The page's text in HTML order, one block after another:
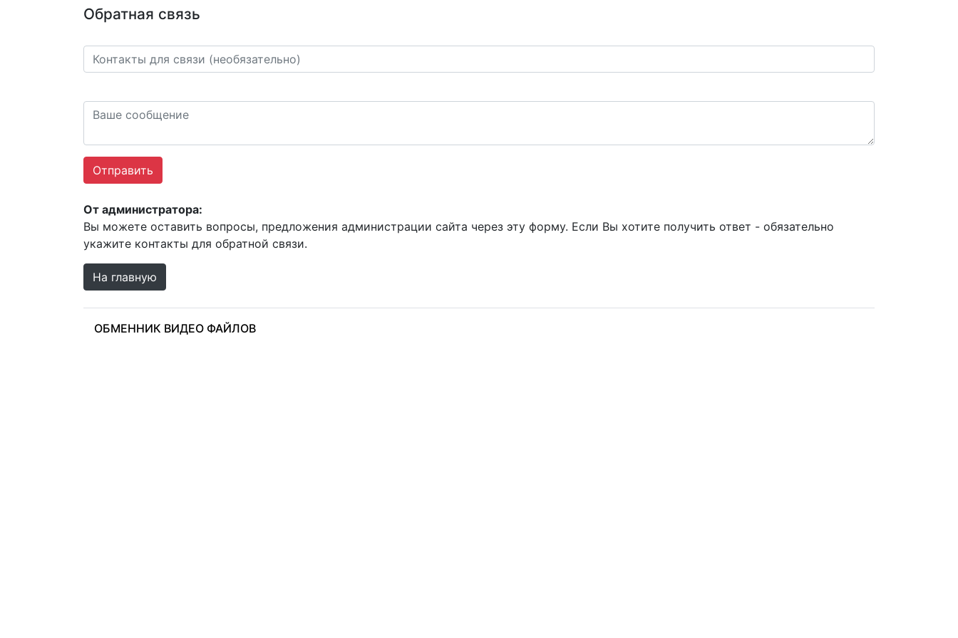
Обратная связь
Отправить
От администратора:
Вы можете оставить вопросы, предложения администрации сайта через эту форму. Если Вы хотите получить ответ - обязательно
укажите контакты для обратной связи.
На главную
ОБМЕННИК ВИДЕО ФАЙЛОВ